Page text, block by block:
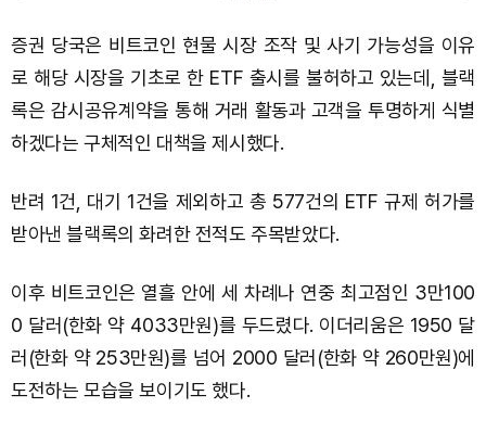
증권 당국은 비트코인 현물 시장 조작 및 사기 가능성을 이유
로 해당 시장을 기초로 한 ETF 출시를 불허하고 있는데, 블랙
록은 감시공유계약을 통해 거래 활동과 고객을 투명하게 식별
하겠다는 구체적인 대책을 제시했다.
반려 1건, 대기 1건을 제외하고 총 577건의 ETF 규제 허가를
받아낸 블랙록의 화려한 전적도 주목받았다.
이후 비트코인은 열흘 안에 세 차례나 연중 최고점인 3만100
0 달러(한화 약 4033만원)를 두드렸다. 이더리움은 1950 달
러(한화 약 253만원)를 넘어 2000 달러(한화 약 260만원)에
도전하는 모습을 보이기도 했다.